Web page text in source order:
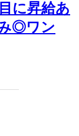
に昇給あ
◎ワン